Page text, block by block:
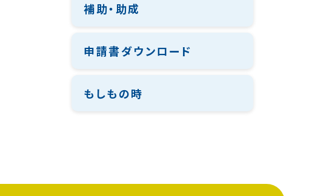
補助・助成
申請書ダウンロード
もしもの時